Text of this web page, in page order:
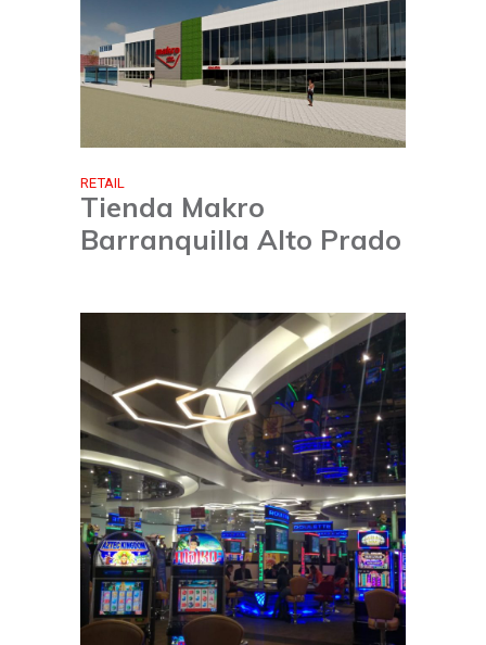
RETAIL
Tienda Makro
Barranquilla Alto Prado